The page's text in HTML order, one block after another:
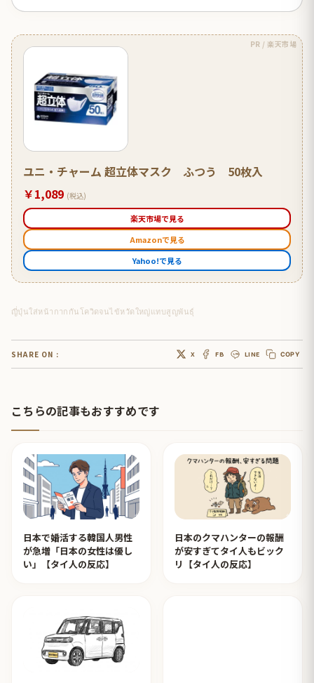
PR / 楽天市場
ユニ・チャーム 超立体マスク ふつう 50枚入
￥1,089 (税込)
楽天市場で見る
Amazonで見る
Yahoo!で見る
ญี่ปุ่นใส่หน้ากากกันโควิดจนไข้หวัดใหญ่แทบสูญพันธุ์
SHARE ON : X FB LINE COPY
こちらの記事もおすすめです
日本で婚活する韓国人男性
が急増「日本の女性は優し
い」【タイ人の反応】
日本のクマハンターの報酬
が安すぎてタイ人もビック
リ【タイ人の反応】